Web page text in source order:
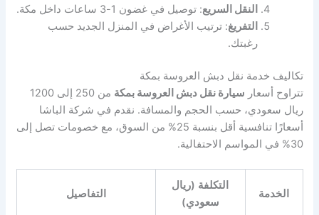
النقل السريع: توصيل في غضون 1-3 ساعات داخل مكة.
التفريغ: ترتيب الأغراض في المنزل الجديد حسب
رغبتك.
تكاليف خدمة نقل دبش العروسة بمكة
تتراوح أسعار سيارة نقل دبش العروسة بمكة
من 250 إلى 1200
ريال سعودي، حسب الحجم والمسافة. نقدم في شركة الباشا
أسعارًا تنافسية أقل بنسبة 25% من السوق، مع خصومات تصل إلى
30% في المواسم الاحتفالية.
الخدمة
التكلفة (ريال
سعودي)
التفاصيل